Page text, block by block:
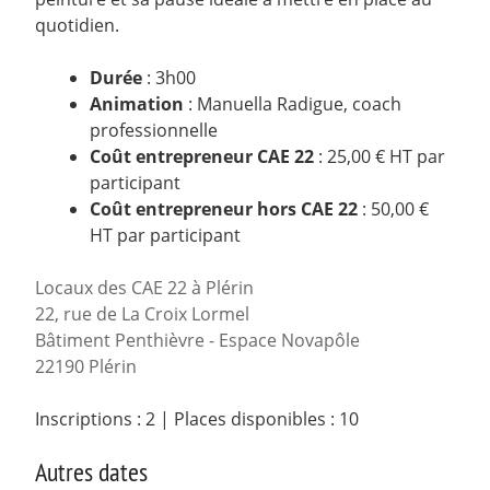
quotidien.
Durée : 3h00
Animation : Manuella Radigue, coach
professionnelle
Coût entrepreneur CAE 22 : 25,00 € HT par
participant
Coût entrepreneur hors CAE 22 : 50,00 €
HT par participant
Locaux des CAE 22 à Plérin
22, rue de La Croix Lormel
Bâtiment Penthièvre - Espace Novapôle
22190 Plérin
Inscriptions : 2 | Places disponibles : 10
Autres dates